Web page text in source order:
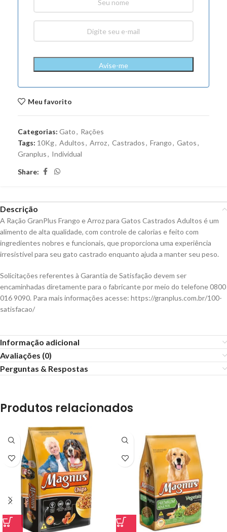
Avise-me
Meu favorito
Categorias: Gato, Rações
Tags: 10Kg, Adultos, Arroz, Castrados, Frango, Gatos,
Granplus, Individual
Share:
Descrição
A Ração GranPlus Frango e Arroz para Gatos Castrados Adultos é um
alimento de alta qualidade, com controle de calorias e feito com
ingredientes nobres e funcionais, que proporciona uma experiência
irresistível para seu gato castrado enquanto ajuda a manter seu peso.
Solicitações referentes à Garantia de Satisfação devem ser
encaminhadas diretamente para o fabricante por meio do telefone 0800
016 9090. Para mais informações acesse: https://granplus.com.br/100-
satisfacao/
Informação adicional
Avaliações (0)
Perguntas & Respostas
Produtos relacionados